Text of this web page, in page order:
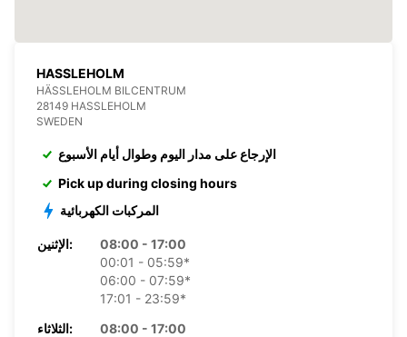
HASSLEHOLM
HÄSSLEHOLM BILCENTRUM
28149 HASSLEHOLM
SWEDEN
الإرجاع على مدار اليوم وطوال أيام الأسبوع
Pick up during closing hours
المركبات الكهربائية
الإثنين:
08:00 - 17:00
00:01 - 05:59*
06:00 - 07:59*
17:01 - 23:59*
الثلاثاء:
08:00 - 17:00